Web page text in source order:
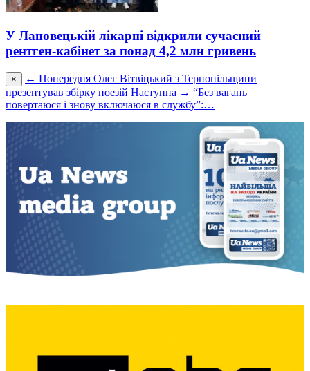
У Лановецькій лікарні відкрили сучасний
рентген-кабінет за понад 4,2 млн гривень
× ← Попередня Олег Вітвіцький з Тернопільщини
презентував збірку поезій Наступна → “Без вагань
повертаюся і знову включаюся в службу”:…